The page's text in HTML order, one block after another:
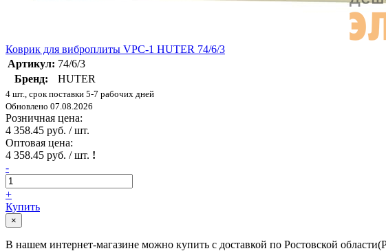
Коврик для виброплиты VPC-1 HUTER 74/6/3
Артикул: 74/6/3
Бренд:
HUTER
4 шт., срок поставки 5-7 рабочих дней
Обновлено 07.08.2026
Розничная цена:
4 358.45 руб. / шт.
Оптовая цена:
4 358.45 руб. / шт. !
-
+
Купить
×
В нашем интернет-магазине можно купить с доставкой по Ростовской